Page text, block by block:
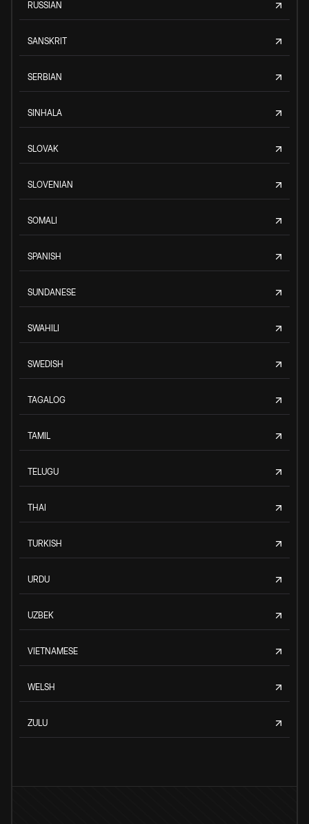
RUSSIAN
SANSKRIT
SERBIAN
SINHALA
SLOVAK
SLOVENIAN
SOMALI
SPANISH
SUNDANESE
SWAHILI
SWEDISH
TAGALOG
TAMIL
TELUGU
THAI
TURKISH
URDU
UZBEK
VIETNAMESE
WELSH
ZULU